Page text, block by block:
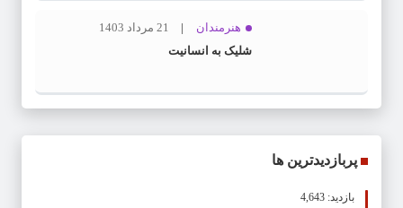
هنرمندان
21 مرداد 1403
شلیک به انسانیت
پربازدیدترین ها
بازدید: 4,643